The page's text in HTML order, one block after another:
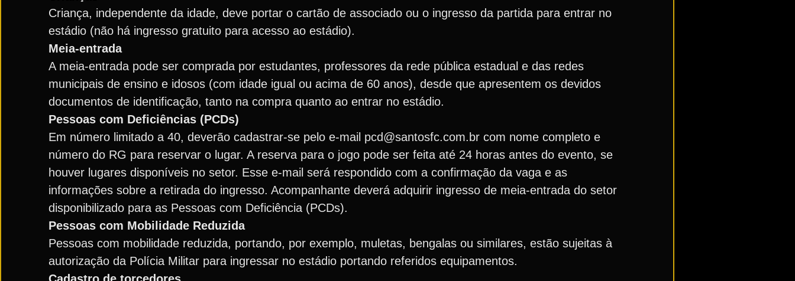
Criança, independente da idade, deve portar o cartão de associado ou o ingresso da partida para entrar no
estádio (não há ingresso gratuito para acesso ao estádio).
Meia-entrada
A meia-entrada pode ser comprada por estudantes, professores da rede pública estadual e das redes
municipais de ensino e idosos (com idade igual ou acima de 60 anos), desde que apresentem os devidos
documentos de identificação, tanto na compra quanto ao entrar no estádio.
Pessoas com Deficiências (PCDs)
Em número limitado a 40, deverão cadastrar-se pelo e-mail pcd@santosfc.com.br com nome completo e
número do RG para reservar o lugar. A reserva para o jogo pode ser feita até 24 horas antes do evento, se
houver lugares disponíveis no setor. Esse e-mail será respondido com a confirmação da vaga e as
informações sobre a retirada do ingresso. Acompanhante deverá adquirir ingresso de meia-entrada do setor
disponibilizado para as Pessoas com Deficiência (PCDs).
Pessoas com Mobilidade Reduzida
Pessoas com mobilidade reduzida, portando, por exemplo, muletas, bengalas ou similares, estão sujeitas à
autorização da Polícia Militar para ingressar no estádio portando referidos equipamentos.